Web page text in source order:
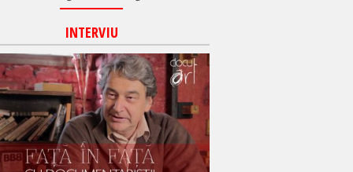
INTERVIU